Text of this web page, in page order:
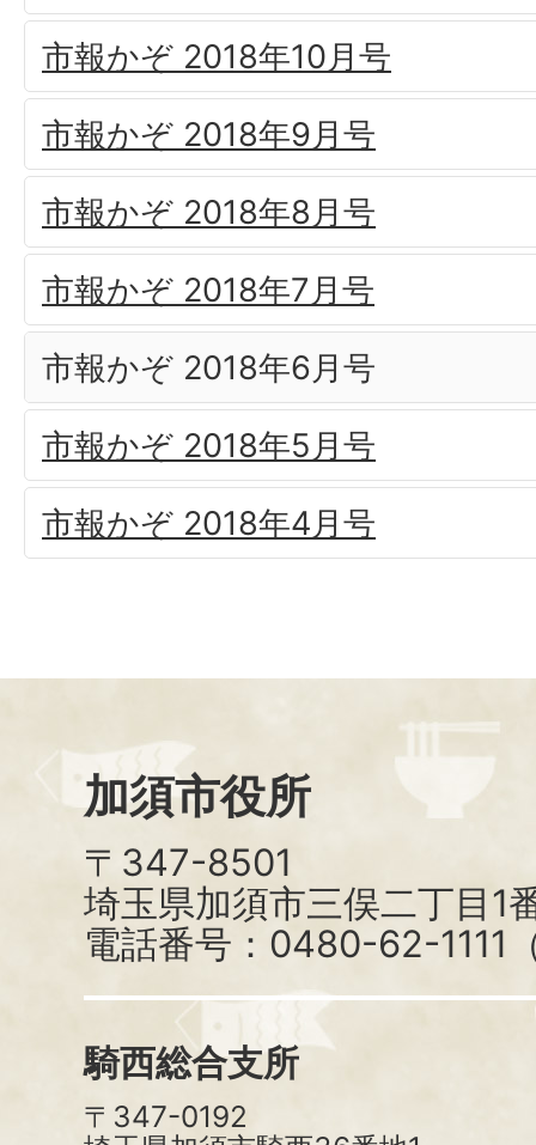
市報かぞ 2018年10月号
市報かぞ 2018年9月号
市報かぞ 2018年8月号
市報かぞ 2018年7月号
市報かぞ 2018年6月号
市報かぞ 2018年5月号
市報かぞ 2018年4月号
加須市役所
〒347-8501
埼玉県加須市三俣二丁目1
電話番号：0480-62-1111
騎西総合支所
〒347-0192